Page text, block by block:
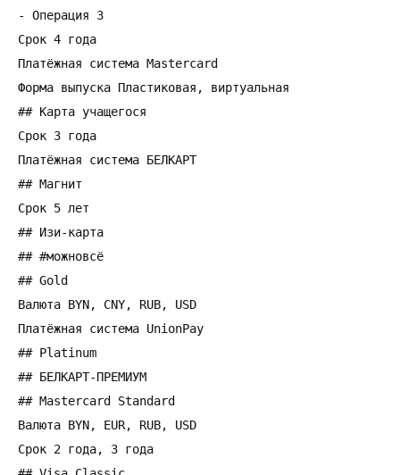
- Операция 3
Срок 4 года
Платёжная система Mastercard
Форма выпуска Пластиковая, виртуальная
## Карта учащегося
Срок 3 года
Платёжная система БЕЛКАРТ
## Магнит
Срок 5 лет
## Изи-карта
## #можновсё
## Gold
Валюта BYN, CNY, RUB, USD
Платёжная система UnionPay
## Platinum
## БЕЛКАРТ-ПРЕМИУМ
## Mastercard Standard
Валюта BYN, EUR, RUB, USD
Срок 2 года, 3 года